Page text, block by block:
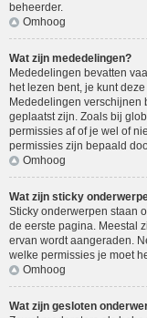
beheerder.
Omhoog
Wat zijn mededelingen?
Mededelingen bevatten
het lezen bent, je kunt
Mededelingen verschijnen
geplaatst zijn. Zoals bij
permissies af of je wel of
permissies zijn bepaald
Omhoog
Wat zijn sticky
Sticky onderwerpen staan
de eerste pagina. Meestal
ervan wordt aangeraden.
welke permissies je moet
Omhoog
Wat zijn gesloten